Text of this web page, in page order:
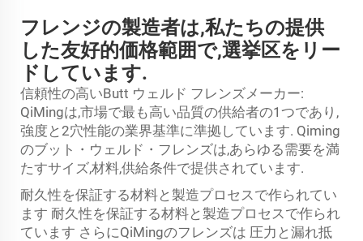
フレンジの製造者は,私たちの提供
した友好的価格範囲で,選挙区をリー
ドしています.
信頼性の高いButt ウェルド フレンズメーカー:
QiMingは,市場で最も高い品質の供給者の1つであり,
強度と2穴性能の業界基準に準拠しています. Qiming
のブット・ウェルド・フレンズは,あらゆる需要を満
たすサイズ,材料,供給条件で提供されています.
耐久性を保証する材料と製造プロセスで作られてい
ます 耐久性を保証する材料と製造プロセスで作られ
ています さらにQiMingのフレンズは 圧力と漏れ抵